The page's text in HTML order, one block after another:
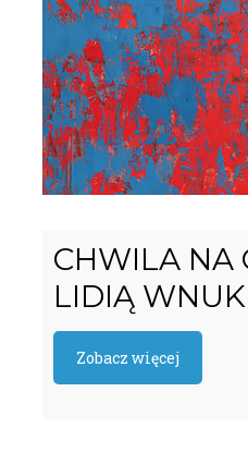
CHWILA NA
LIDIĄ WNUK
Zobacz więcej